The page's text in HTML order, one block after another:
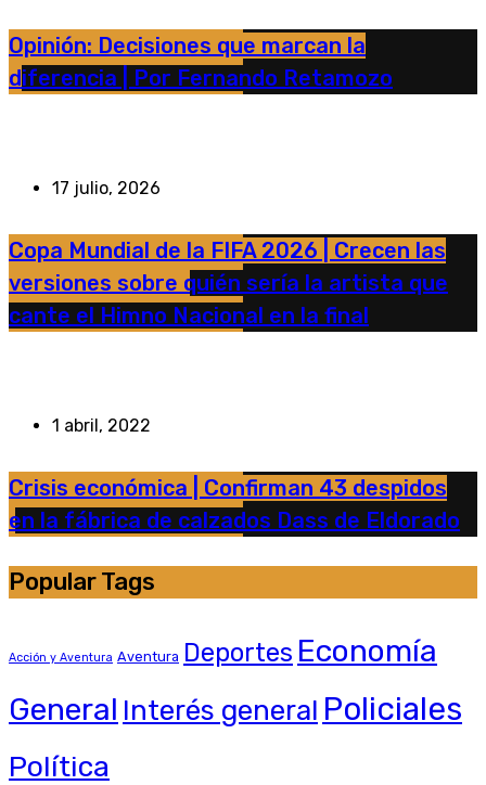
Opinión: Decisiones que marcan la
diferencia | Por Fernando Retamozo
17 julio, 2026
Copa Mundial de la FIFA 2026 | Crecen las
versiones sobre quién sería la artista que
cante el Himno Nacional en la final
1 abril, 2022
Crisis económica | Confirman 43 despidos
en la fábrica de calzados Dass de Eldorado
Popular Tags
Acción y Aventura Aventura Deportes Economía
General Interés general Policiales
Política